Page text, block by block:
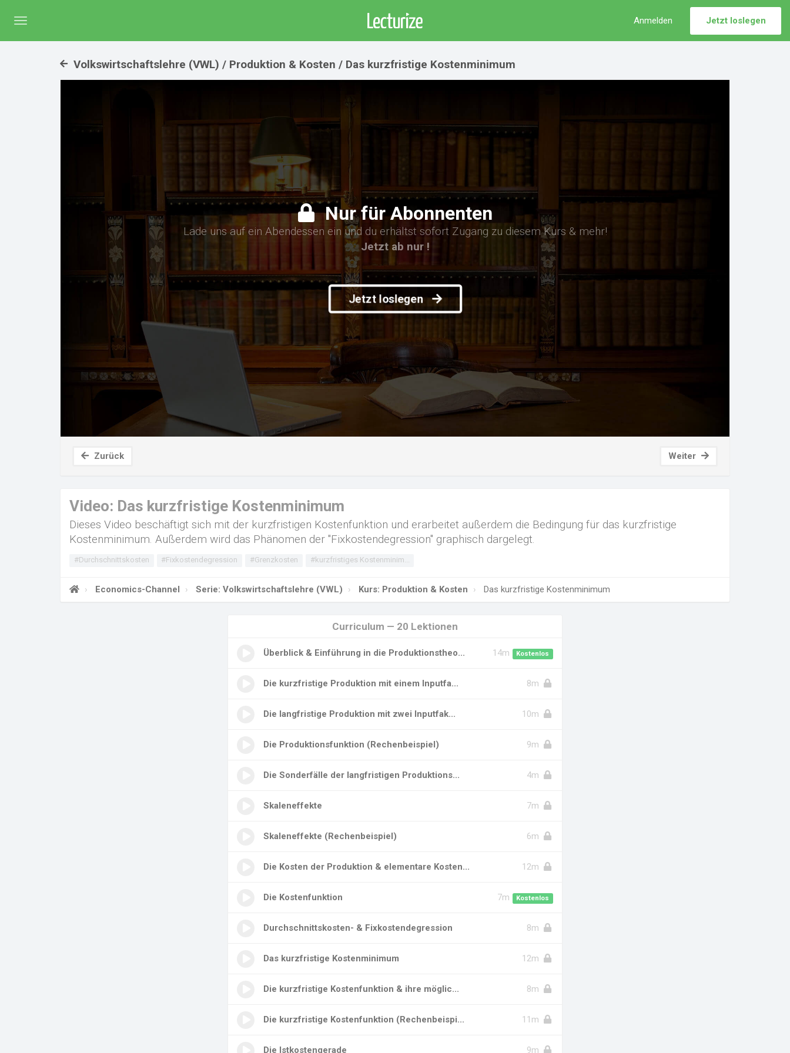
Menü
Jetzt loslegen
Anmelden
Volkswirtschaftslehre (VWL) / Produktion & Kosten / Das kurzfristige Kostenminimum
Nur für Abonnenten
Lade uns auf ein Abendessen ein und du erhältst sofort Zugang zu diesem Kurs & mehr!
Jetzt ab nur !
Jetzt loslegen
Zurück Weiter
Video: Das kurzfristige Kostenminimum
Dieses Video beschäftigt sich mit der kurzfristigen Kostenfunktion und erarbeitet außerdem die Bedingung für das kurzfristige
Kostenminimum. Außerdem wird das Phänomen der "Fixkostendegression" graphisch dargelegt.
#Durchschnittskosten #Fixkostendegression #Grenzkosten #kurzfristiges Kostenminim...
Economics-Channel Serie: Volkswirtschaftslehre (VWL) Kurs: Produktion & Kosten Das kurzfristige Kostenminimum
Curriculum — 20 Lektionen
Überblick & Einführung in die Produktionstheo... Kostenlos
14m
Die kurzfristige Produktion mit einem Inputfa... 8m
Die langfristige Produktion mit zwei Inputfak... 10m
Die Produktionsfunktion (Rechenbeispiel) 9m
Die Sonderfälle der langfristigen Produktions... 4m
Skaleneffekte 7m
Skaleneffekte (Rechenbeispiel) 6m
Die Kosten der Produktion & elementare Kosten... 12m
Die Kostenfunktion Kostenlos
7m
Durchschnittskosten- & Fixkostendegression 8m
Das kurzfristige Kostenminimum 12m
Die kurzfristige Kostenfunktion & ihre möglic... 8m
Die kurzfristige Kostenfunktion (Rechenbeispi... 11m
Die Istkostengerade 9m